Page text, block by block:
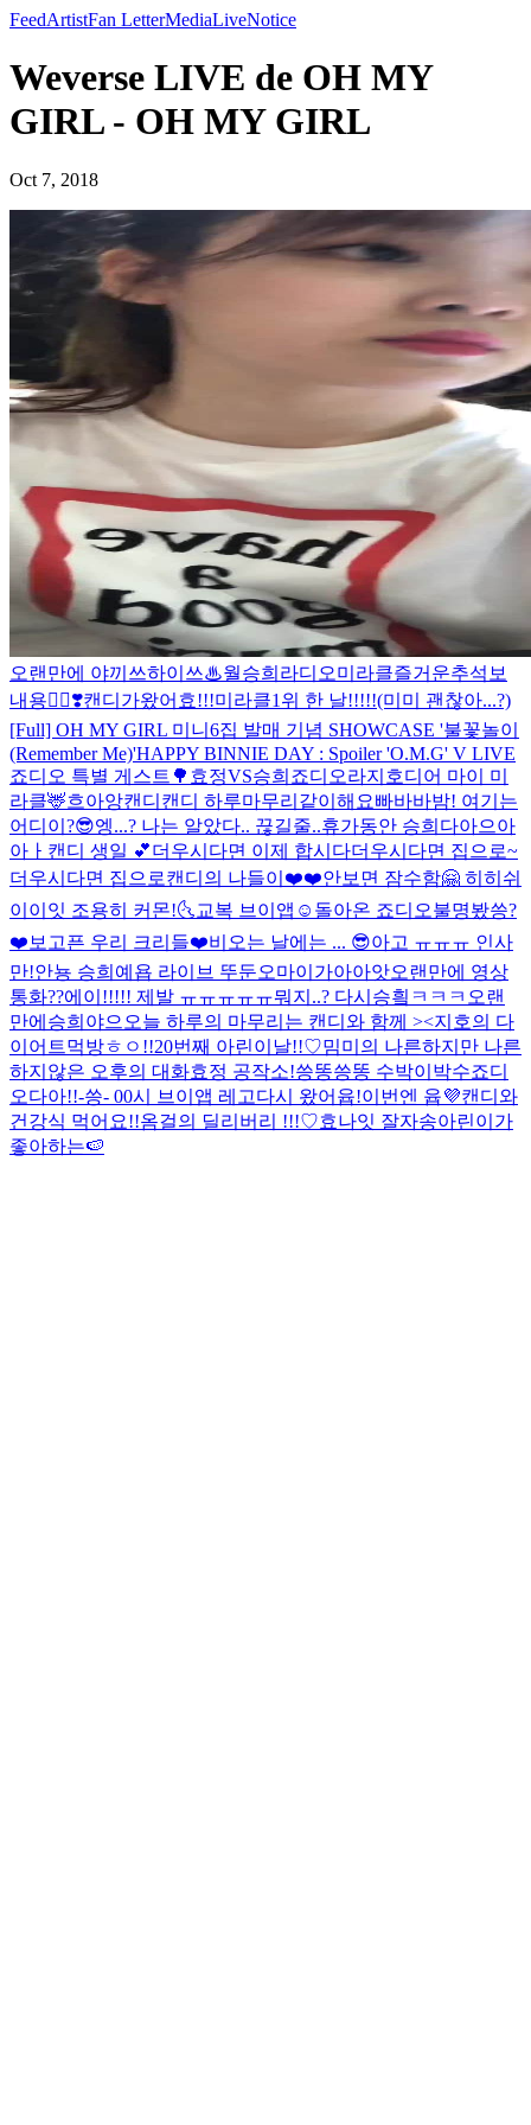
FeedArtistFan LetterMediaLiveNotice
Weverse LIVE de OH MY
GIRL - OH MY GIRL
Oct 7, 2018
오랜만에 야끼쓰하이쓰♨월승희라디오미라클즐거운추석보
내용🙇‍♀️❣️캔디가왔어효!!!미라클1위 한 날!!!!!(미미 괜찮아...?)
[Full] OH MY GIRL 미니6집 발매 기념 SHOWCASE '불꽃놀이
(Remember Me)'HAPPY BINNIE DAY : Spoiler 'O.M.G' V LIVE
죠디오 특별 게스트🌳 효정VS승희 죠디오라지호디어 마이 미
라클🦌흐아앙캔디캔디 하루마무리같이해요빠바바밤! 여기는
어디이?😎엥...? 나는 알았다.. 끊길줄..휴가동안 승희다아으아
아ㅏ 캔디 생일 💕더우시다면 이제 합시다더우시다면 집으로~
더우시다면 집으로캔디의 나들이❤️❤️안보면 잠수함🤗 히히 쉬
이이잇 조용히 커몬!🌜교복 브이앱☺️ 돌아온 죠디오불명봤씅?
❤️보고픈 우리 크리들❤️비오는 날에는 ... 😎아고 ㅠㅠㅠ 인사
만!안뇽 승희예욥 라이브 뚜둔오마이가아아앗오랜만에 영상
통화??에이!!!!! 제발 ㅠㅠㅠㅠㅠ뭐지..? 다시승힄ㅋㅋㅋ 오랜
만에승희야으 오늘 하루의 마무리는 캔디와 함께 ><지호의 다
이어트먹방ㅎㅇ!!20번째 아린이날!!♡밈미의 나른하지만 나른
하지않은 오후의 대화효정 공작소!씅똥씅똥 수박이박수죠디
오다아!!-씅- 00시 브이앱 레고다시 왔어윱!이번엔 윱💜캔디와
건강식 먹어요!!옴걸의 딜리버리 !!!♡효나잇 잘자송아린이가
좋아하는🍉